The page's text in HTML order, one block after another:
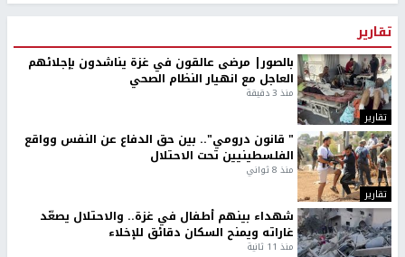
تقارير
تقارير
بالصور| مرضى عالقون في غزة يناشدون بإجلائهم
العاجل مع انهيار النظام الصحي
منذ 3 دقيقة
تقارير
" قانون درومي".. بين حق الدفاع عن النفس وواقع
الفلسطينيين تحت الاحتلال
منذ 8 ثواني
شهداء بينهم أطفال في غزة.. والاحتلال يصعّد
غاراته ويمنح السكان دقائق للإخلاء
منذ 11 ثانية